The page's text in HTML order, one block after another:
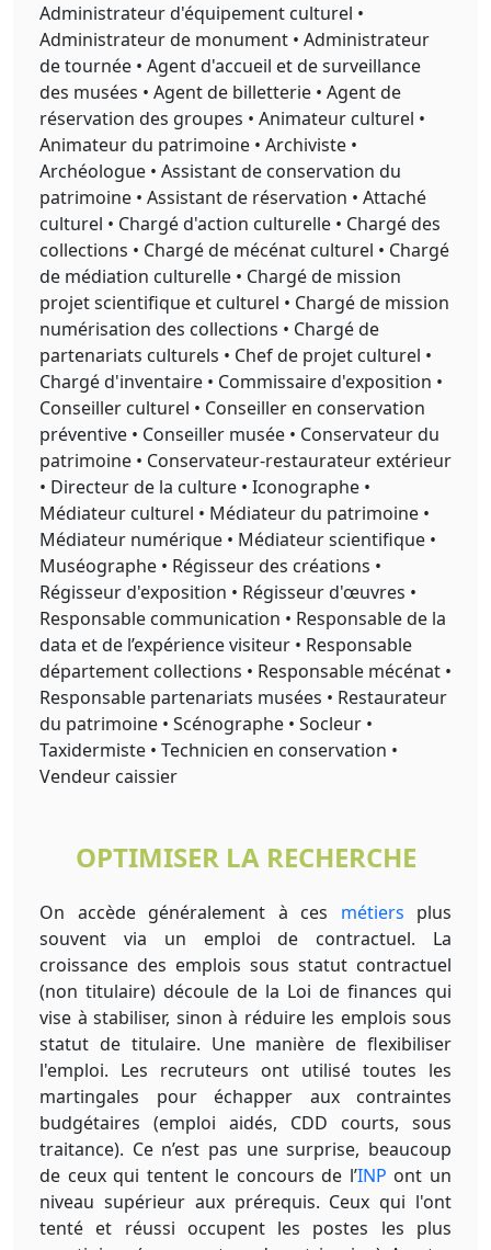
Administrateur d'équipement culturel •
Administrateur de monument • Administrateur
de tournée • Agent d'accueil et de surveillance
des musées • Agent de billetterie • Agent de
réservation des groupes • Animateur culturel •
Animateur du patrimoine • Archiviste •
Archéologue • Assistant de conservation du
patrimoine • Assistant de réservation • Attaché
culturel • Chargé d'action culturelle • Chargé des
collections • Chargé de mécénat culturel • Chargé
de médiation culturelle • Chargé de mission
projet scientifique et culturel • Chargé de mission
numérisation des collections • Chargé de
partenariats culturels • Chef de projet culturel •
Chargé d'inventaire • Commissaire d'exposition •
Conseiller culturel • Conseiller en conservation
préventive • Conseiller musée • Conservateur du
patrimoine • Conservateur-restaurateur extérieur
• Directeur de la culture • Iconographe •
Médiateur culturel • Médiateur du patrimoine •
Médiateur numérique • Médiateur scientifique •
Muséographe • Régisseur des créations •
Régisseur d'exposition • Régisseur d'œuvres •
Responsable communication • Responsable de la
data et de l’expérience visiteur • Responsable
département collections • Responsable mécénat •
Responsable partenariats musées • Restaurateur
du patrimoine • Scénographe • Socleur •
Taxidermiste • Technicien en conservation •
Vendeur caissier
OPTIMISER LA RECHERCHE
On accède généralement à ces métiers plus
souvent via un emploi de contractuel. La
croissance des emplois sous statut contractuel
(non titulaire) découle de la Loi de finances qui
vise à stabiliser, sinon à réduire les emplois sous
statut de titulaire. Une manière de flexibiliser
l'emploi. Les recruteurs ont utilisé toutes les
martingales pour échapper aux contraintes
budgétaires (emploi aidés, CDD courts, sous
traitance). Ce n’est pas une surprise, beaucoup
de ceux qui tentent le concours de l’INP ont un
niveau supérieur aux prérequis. Ceux qui l'ont
tenté et réussi occupent les postes les plus